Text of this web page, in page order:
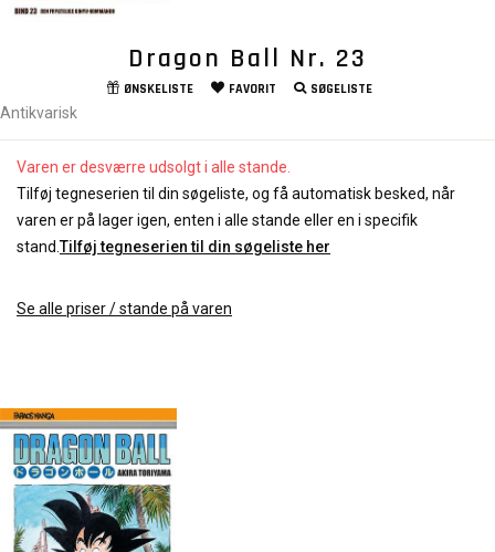
Dragon Ball Nr. 23
ØNSKELISTE FAVORIT SØGELISTE
Antikvarisk
Varen er desværre udsolgt i alle stande.
Tilføj tegneserien til din søgeliste, og få automatisk besked, når
varen er på lager igen, enten i alle stande eller en i specifik
stand. Tilføj tegneserien til din søgeliste her
Se alle priser / stande på varen